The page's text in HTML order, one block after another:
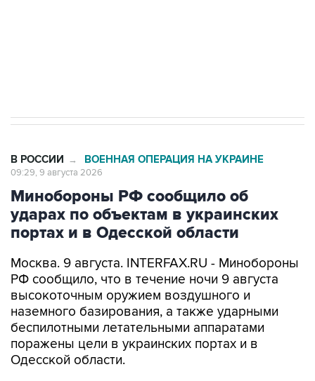
В РОССИИ → ВОЕННАЯ ОПЕРАЦИЯ НА УКРАИНЕ
09:29, 9 августа 2026
Минобороны РФ сообщило об
ударах по объектам в украинских
портах и в Одесской области
Москва. 9 августа. INTERFAX.RU - Минобороны
РФ сообщило, что в течение ночи 9 августа
высокоточным оружием воздушного и
наземного базирования, а также ударными
беспилотными летательными аппаратами
поражены цели в украинских портах и в
Одесской области.